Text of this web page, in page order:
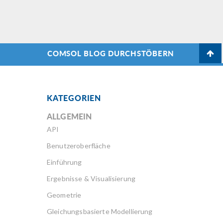
COMSOL BLOG DURCHSTÖBERN
KATEGORIEN
ALLGEMEIN
API
Benutzeroberfläche
Einführung
Ergebnisse & Visualisierung
Geometrie
Gleichungsbasierte Modellierung